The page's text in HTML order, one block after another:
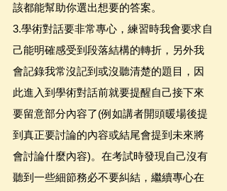
該都能幫助你選出想要的答案。
3.學術對話要非常專心，練習時我會要求自
己能明確感受到段落結構的轉折，另外我
會記錄我常沒記到或沒聽清楚的題目，因
此進入到學術對話前就要提醒自己接下來
要留意部分內容了(例如講者開頭暖場後提
到真正要討論的內容或結尾會提到未來將
會討論什麼內容)。在考試時發現自己沒有
聽到一些細節務必不要糾結，繼續專心在